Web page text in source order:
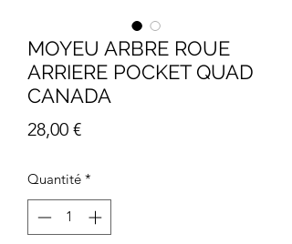
MOYEU ARBRE ROUE
ARRIERE POCKET QUAD
CANADA
28,00 €Prix
Quantité *